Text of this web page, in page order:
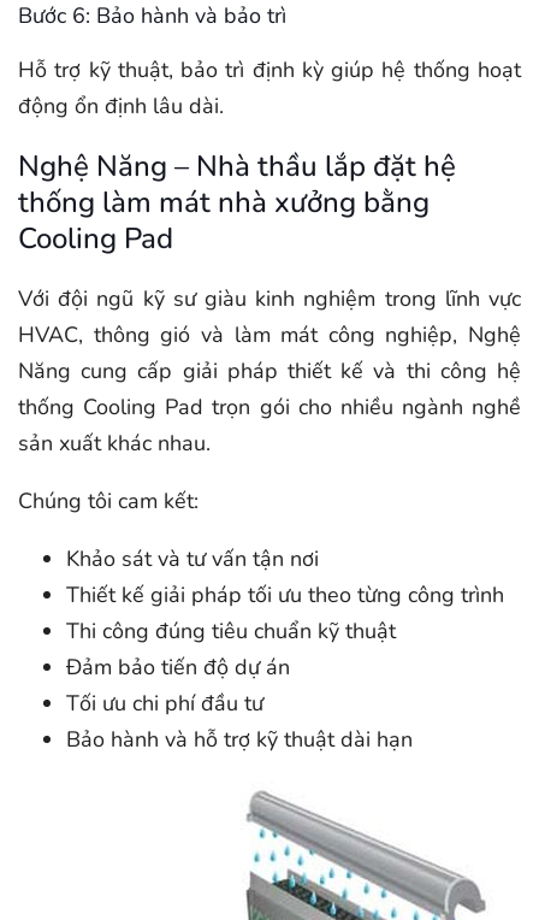
Bước 6: Bảo hành và bảo trì
Hỗ trợ kỹ thuật, bảo trì định kỳ giúp hệ thống hoạt
động ổn định lâu dài.
Nghệ Năng – Nhà thầu lắp đặt hệ
thống làm mát nhà xưởng bằng
Cooling Pad
Với đội ngũ kỹ sư giàu kinh nghiệm trong lĩnh vực
HVAC, thông gió và làm mát công nghiệp, Nghệ
Năng cung cấp giải pháp thiết kế và thi công hệ
thống Cooling Pad trọn gói cho nhiều ngành nghề
sản xuất khác nhau.
Chúng tôi cam kết:
Khảo sát và tư vấn tận nơi
Thiết kế giải pháp tối ưu theo từng công trình
Thi công đúng tiêu chuẩn kỹ thuật
Đảm bảo tiến độ dự án
Tối ưu chi phí đầu tư
Bảo hành và hỗ trợ kỹ thuật dài hạn